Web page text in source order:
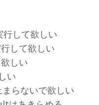
行して欲しい
して欲しい
しい
い
らないで欲しい